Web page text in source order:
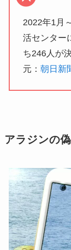
2022年1月
活センター
ち246人が
元： 朝日新
アラジンの